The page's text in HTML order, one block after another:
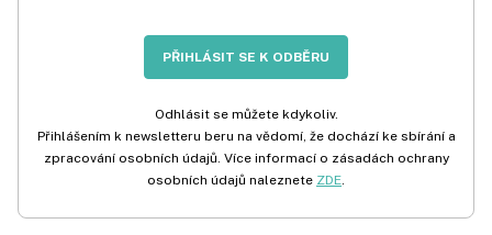
PŘIHLÁSIT SE K ODBĚRU
Odhlásit se můžete kdykoliv.
Přihlášením k newsletteru beru na vědomí, že dochází ke sbírání a
zpracování osobních údajů. Více informací o zásadách ochrany
osobních údajů naleznete ZDE.